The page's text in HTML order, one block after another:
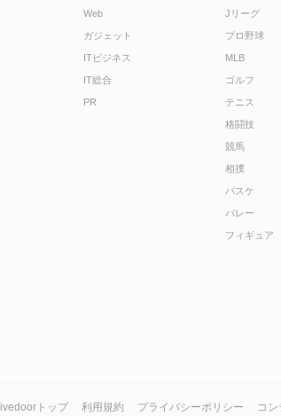
Web
ガジェット
ITビジネス
IT総合
PR
Jリーグ
プロ野球
MLB
ゴルフ
テニス
格闘技
競馬
相撲
バスケ
バレー
フィギュア
livedoorトップ 利用規約 プライバシーポリシー コ